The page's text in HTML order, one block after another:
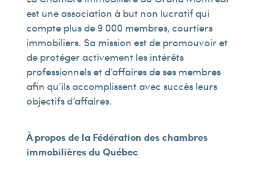
est une association à but non lucratif qui
compte plus de 9 000 membres, courtiers
immobiliers. Sa mission est de promouvoir et
de protéger activement les intérêts
professionnels et d’affaires de ses membres
afin qu’ils accomplissent avec succès leurs
objectifs d’affaires.
À propos de la Fédération des chambres
immobilières du Québec